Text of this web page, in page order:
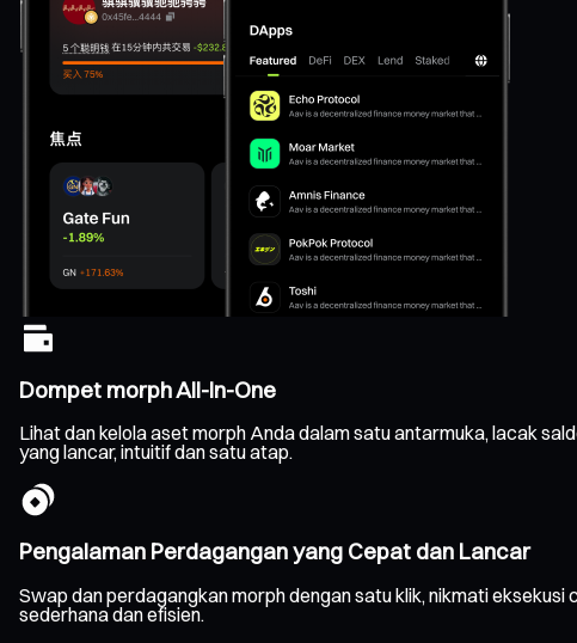
Dompet morph All-In-One
Lihat dan kelola aset morph Anda dalam satu antarmuka, lacak
yang lancar, intuitif dan satu atap.
Pengalaman Perdagangan yang Cepat dan Lancar
Swap dan perdagangkan morph dengan satu klik, nikmati
sederhana dan efisien.